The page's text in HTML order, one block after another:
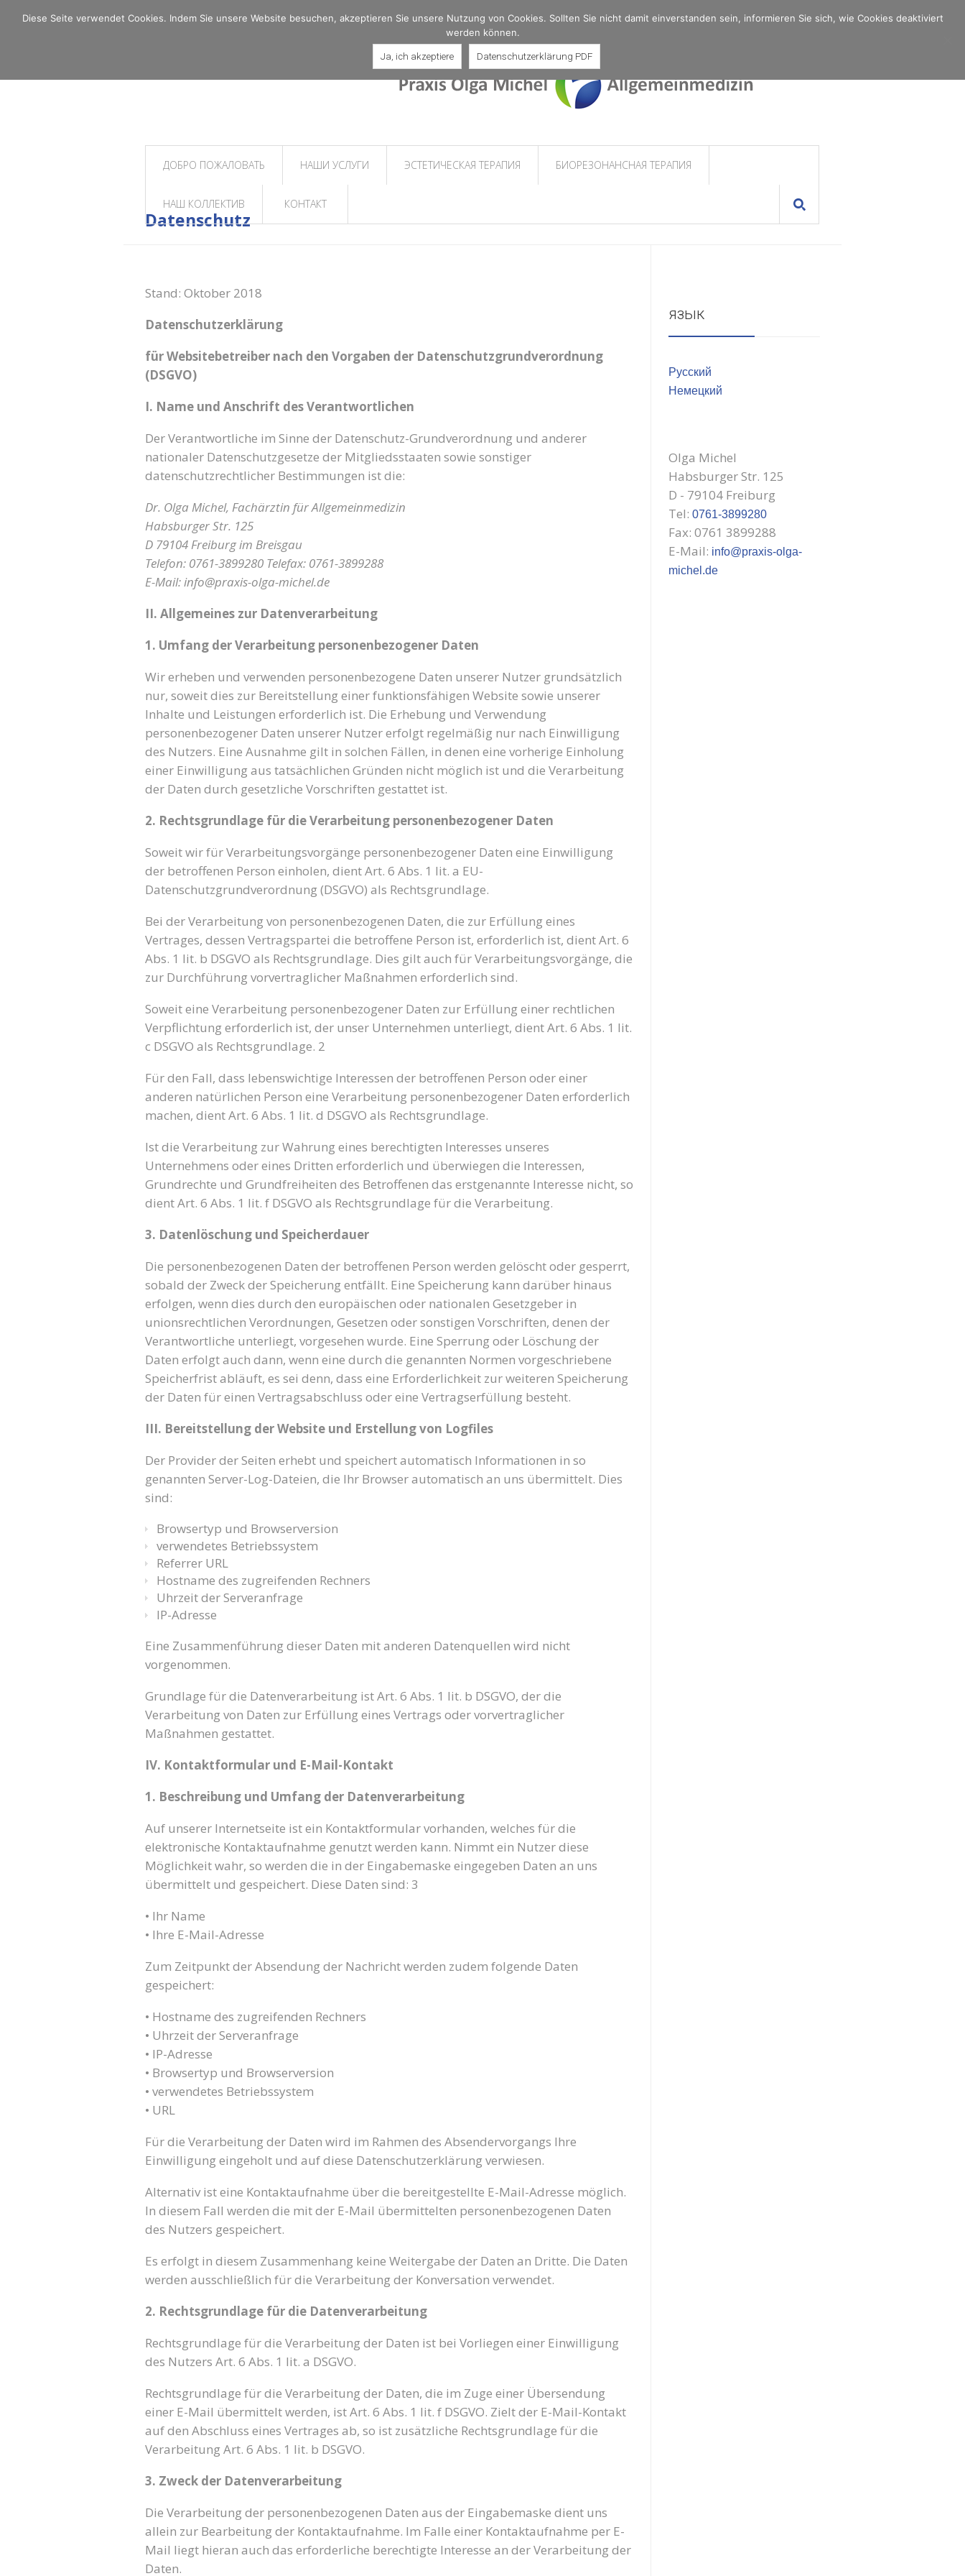
ДОБРО ПОЖАЛОВАТЬ НАШИ УСЛУГИ ЭСТЕТИЧЕСКАЯ ТЕРАПИЯ БИОРЕЗОНАНСНАЯ ТЕРАПИЯ
НАШ КОЛЛЕКТИВ КОНТАКТ
Datenschutz
Stand: Oktober 2018
Datenschutzerklärung
für Websitebetreiber nach den Vorgaben der Datenschutzgrundverordnung
(DSGVO)
I. Name und Anschrift des Verantwortlichen
Der Verantwortliche im Sinne der Datenschutz-Grundverordnung und anderer
nationaler Datenschutzgesetze der Mitgliedsstaaten sowie sonstiger
datenschutzrechtlicher Bestimmungen ist die:
Dr. Olga Michel, Fachärztin für Allgemeinmedizin
Habsburger Str. 125
D 79104 Freiburg im Breisgau
Telefon: 0761-3899280 Telefax: 0761-3899288
E-Mail: info@praxis-olga-michel.de
II. Allgemeines zur Datenverarbeitung
1. Umfang der Verarbeitung personenbezogener Daten
Wir erheben und verwenden personenbezogene Daten unserer Nutzer grundsätzlich
nur, soweit dies zur Bereitstellung einer funktionsfähigen Website sowie unserer
Inhalte und Leistungen erforderlich ist. Die Erhebung und Verwendung
personenbezogener Daten unserer Nutzer erfolgt regelmäßig nur nach Einwilligung
des Nutzers. Eine Ausnahme gilt in solchen Fällen, in denen eine vorherige Einholung
einer Einwilligung aus tatsächlichen Gründen nicht möglich ist und die Verarbeitung
der Daten durch gesetzliche Vorschriften gestattet ist.
2. Rechtsgrundlage für die Verarbeitung personenbezogener Daten
Soweit wir für Verarbeitungsvorgänge personenbezogener Daten eine Einwilligung
der betroffenen Person einholen, dient Art. 6 Abs. 1 lit. a EU-
Datenschutzgrundverordnung (DSGVO) als Rechtsgrundlage.
Bei der Verarbeitung von personenbezogenen Daten, die zur Erfüllung eines
Vertrages, dessen Vertragspartei die betroffene Person ist, erforderlich ist, dient Art. 6
Abs. 1 lit. b DSGVO als Rechtsgrundlage. Dies gilt auch für Verarbeitungsvorgänge, die
zur Durchführung vorvertraglicher Maßnahmen erforderlich sind.
Soweit eine Verarbeitung personenbezogener Daten zur Erfüllung einer rechtlichen
Verpflichtung erforderlich ist, der unser Unternehmen unterliegt, dient Art. 6 Abs. 1 lit.
c DSGVO als Rechtsgrundlage. 2
Für den Fall, dass lebenswichtige Interessen der betroffenen Person oder einer
anderen natürlichen Person eine Verarbeitung personenbezogener Daten erforderlich
machen, dient Art. 6 Abs. 1 lit. d DSGVO als Rechtsgrundlage.
Ist die Verarbeitung zur Wahrung eines berechtigten Interesses unseres
Unternehmens oder eines Dritten erforderlich und überwiegen die Interessen,
Grundrechte und Grundfreiheiten des Betroffenen das erstgenannte Interesse nicht, so
dient Art. 6 Abs. 1 lit. f DSGVO als Rechtsgrundlage für die Verarbeitung.
3. Datenlöschung und Speicherdauer
Die personenbezogenen Daten der betroffenen Person werden gelöscht oder gesperrt,
sobald der Zweck der Speicherung entfällt. Eine Speicherung kann darüber hinaus
erfolgen, wenn dies durch den europäischen oder nationalen Gesetzgeber in
unionsrechtlichen Verordnungen, Gesetzen oder sonstigen Vorschriften, denen der
Verantwortliche unterliegt, vorgesehen wurde. Eine Sperrung oder Löschung der
Daten erfolgt auch dann, wenn eine durch die genannten Normen vorgeschriebene
Speicherfrist abläuft, es sei denn, dass eine Erforderlichkeit zur weiteren Speicherung
der Daten für einen Vertragsabschluss oder eine Vertragserfüllung besteht.
III. Bereitstellung der Website und Erstellung von Logfiles
Der Provider der Seiten erhebt und speichert automatisch Informationen in so
genannten Server-Log-Dateien, die Ihr Browser automatisch an uns übermittelt. Dies
sind:
Browsertyp und Browserversion
verwendetes Betriebssystem
Referrer URL
Hostname des zugreifenden Rechners
Uhrzeit der Serveranfrage
IP-Adresse
Eine Zusammenführung dieser Daten mit anderen Datenquellen wird nicht
vorgenommen.
Grundlage für die Datenverarbeitung ist Art. 6 Abs. 1 lit. b DSGVO, der die
Verarbeitung von Daten zur Erfüllung eines Vertrags oder vorvertraglicher
Maßnahmen gestattet.
IV. Kontaktformular und E-Mail-Kontakt
1. Beschreibung und Umfang der Datenverarbeitung
Auf unserer Internetseite ist ein Kontaktformular vorhanden, welches für die
elektronische Kontaktaufnahme genutzt werden kann. Nimmt ein Nutzer diese
Möglichkeit wahr, so werden die in der Eingabemaske eingegeben Daten an uns
übermittelt und gespeichert. Diese Daten sind: 3
• Ihr Name
• Ihre E-Mail-Adresse
Zum Zeitpunkt der Absendung der Nachricht werden zudem folgende Daten
gespeichert:
• Hostname des zugreifenden Rechners
• Uhrzeit der Serveranfrage
• IP-Adresse
• Browsertyp und Browserversion
• verwendetes Betriebssystem
• URL
Für die Verarbeitung der Daten wird im Rahmen des Absendervorgangs Ihre
Einwilligung eingeholt und auf diese Datenschutzerklärung verwiesen.
Alternativ ist eine Kontaktaufnahme über die bereitgestellte E-Mail-Adresse möglich.
In diesem Fall werden die mit der E-Mail übermittelten personenbezogenen Daten
des Nutzers gespeichert.
Es erfolgt in diesem Zusammenhang keine Weitergabe der Daten an Dritte. Die Daten
werden ausschließlich für die Verarbeitung der Konversation verwendet.
2. Rechtsgrundlage für die Datenverarbeitung
Rechtsgrundlage für die Verarbeitung der Daten ist bei Vorliegen einer Einwilligung
des Nutzers Art. 6 Abs. 1 lit. a DSGVO.
Rechtsgrundlage für die Verarbeitung der Daten, die im Zuge einer Übersendung
einer E-Mail übermittelt werden, ist Art. 6 Abs. 1 lit. f DSGVO. Zielt der E-Mail-Kontakt
auf den Abschluss eines Vertrages ab, so ist zusätzliche Rechtsgrundlage für die
Verarbeitung Art. 6 Abs. 1 lit. b DSGVO.
3. Zweck der Datenverarbeitung
Die Verarbeitung der personenbezogenen Daten aus der Eingabemaske dient uns
allein zur Bearbeitung der Kontaktaufnahme. Im Falle einer Kontaktaufnahme per E-
Mail liegt hieran auch das erforderliche berechtigte Interesse an der Verarbeitung der
Daten.
язык
Русский
Немецкий
Olga Michel
Habsburger Str. 125
D - 79104 Freiburg
Tel: 0761-3899280
Fax: 0761 3899288
E-Mail: info@praxis-olga-
michel.de
Diese Seite verwendet Cookies. Indem Sie unsere Website besuchen, akzeptieren Sie unsere Nutzung von Cookies. Sollten Sie nicht damit einverstanden sein, informieren Sie sich, wie Cookies deaktiviert
werden können.
Ja, ich akzeptiere Datenschutzerklärung PDF